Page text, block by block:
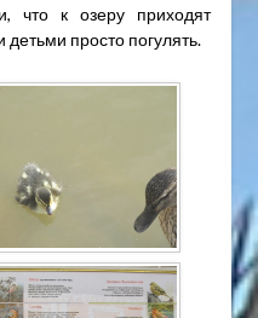
что к озеру приходят
просто погулять.